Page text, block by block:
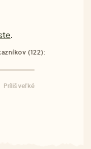
.
(122):
Príliš veľké